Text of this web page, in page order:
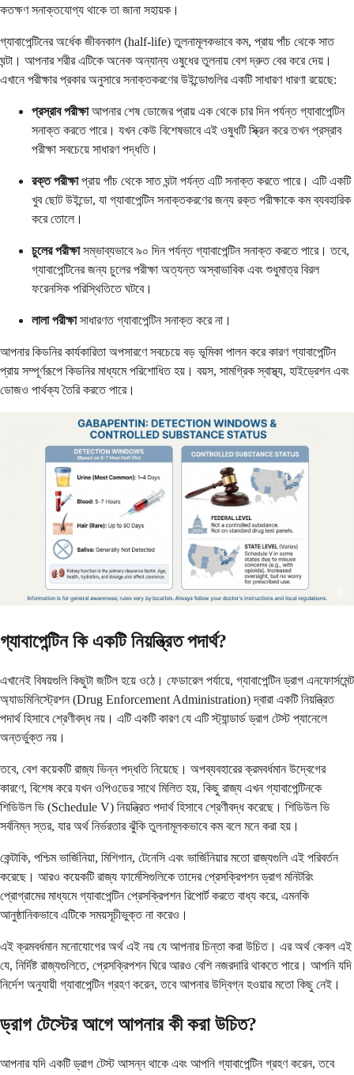
কতক্ষণ সনাক্তযোগ্য থাকে তা জানা সহায়ক।
গ্যাবাপেন্টিনের অর্ধেক জীবনকাল (half-life) তুলনামূলকভাবে কম, প্রায় পাঁচ থেকে সাত
ঘন্টা। আপনার শরীর এটিকে অনেক অন্যান্য ওষুধের তুলনায় বেশ দ্রুত বের করে দেয়।
এখানে পরীক্ষার প্রকার অনুসারে সনাক্তকরণের উইন্ডোগুলির একটি সাধারণ ধারণা রয়েছে:
প্রস্রাব পরীক্ষাআপনার শেষ ডোজের প্রায় এক থেকে চার দিন পর্যন্ত গ্যাবাপেন্টিন
সনাক্ত করতে পারে। যখন কেউ বিশেষভাবে এই ওষুধটি স্ক্রিন করে তখন প্রস্রাব
পরীক্ষা সবচেয়ে সাধারণ পদ্ধতি।
রক্ত পরীক্ষাপ্রায় পাঁচ থেকে সাত ঘন্টা পর্যন্ত এটি সনাক্ত করতে পারে। এটি একটি
খুব ছোট উইন্ডো, যা গ্যাবাপেন্টিন সনাক্তকরণের জন্য রক্ত ​​পরীক্ষাকে কম ব্যবহারিক
করে তোলে।
চুলের পরীক্ষাসম্ভাব্যভাবে ৯০ দিন পর্যন্ত গ্যাবাপেন্টিন সনাক্ত করতে পারে। তবে,
গ্যাবাপেন্টিনের জন্য চুলের পরীক্ষা অত্যন্ত অস্বাভাবিক এবং শুধুমাত্র বিরল
ফরেনসিক পরিস্থিতিতে ঘটবে।
লালা পরীক্ষাসাধারণত গ্যাবাপেন্টিন সনাক্ত করে না।
আপনার কিডনির কার্যকারিতা অপসারণে সবচেয়ে বড় ভূমিকা পালন করে কারণ গ্যাবাপেন্টিন
প্রায় সম্পূর্ণরূপে কিডনির মাধ্যমে পরিশোধিত হয়। বয়স, সামগ্রিক স্বাস্থ্য, হাইড্রেশন এবং
ডোজও পার্থক্য তৈরি করতে পারে।
গ্যাবাপেন্টিন কি একটি নিয়ন্ত্রিত পদার্থ?
এখানেই বিষয়গুলি কিছুটা জটিল হয়ে ওঠে। ফেডারেল পর্যায়ে, গ্যাবাপেন্টিন ড্রাগ এনফোর্সমেন্ট
অ্যাডমিনিস্ট্রেশন (Drug Enforcement Administration) দ্বারা একটি নিয়ন্ত্রিত
পদার্থ হিসাবে শ্রেণীবদ্ধ নয়। এটি একটি কারণ যে এটি স্ট্যান্ডার্ড ড্রাগ টেস্ট প্যানেলে
অন্তর্ভুক্ত নয়।
তবে, বেশ কয়েকটি রাজ্য ভিন্ন পদ্ধতি নিয়েছে। অপব্যবহারের ক্রমবর্ধমান উদ্বেগের
কারণে, বিশেষ করে যখন ওপিওডের সাথে মিলিত হয়, কিছু রাজ্য এখন গ্যাবাপেন্টিনকে
শিডিউল ভি (Schedule V) নিয়ন্ত্রিত পদার্থ হিসাবে শ্রেণীবদ্ধ করেছে। শিডিউল ভি
সর্বনিম্ন স্তর, যার অর্থ নির্ভরতার ঝুঁকি তুলনামূলকভাবে কম বলে মনে করা হয়।
কেন্টাকি, পশ্চিম ভার্জিনিয়া, মিশিগান, টেনেসি এবং ভার্জিনিয়ার মতো রাজ্যগুলি এই পরিবর্তন
করেছে। আরও কয়েকটি রাজ্য ফার্মেসিগুলিকে তাদের প্রেসক্রিপশন ড্রাগ মনিটরিং
প্রোগ্রামের মাধ্যমে গ্যাবাপেন্টিন প্রেসক্রিপশন রিপোর্ট করতে বাধ্য করে, এমনকি
আনুষ্ঠানিকভাবে এটিকে সময়সূচীভুক্ত না করেও।
এই ক্রমবর্ধমান মনোযোগের অর্থ এই নয় যে আপনার চিন্তা করা উচিত। এর অর্থ কেবল এই
যে, নির্দিষ্ট রাজ্যগুলিতে, প্রেসক্রিপশন ঘিরে আরও বেশি নজরদারি থাকতে পারে। আপনি যদি
নির্দেশ অনুযায়ী গ্যাবাপেন্টিন গ্রহণ করেন, তবে আপনার উদ্বিগ্ন হওয়ার মতো কিছু নেই।
ড্রাগ টেস্টের আগে আপনার কী করা উচিত?
আপনার যদি একটি ড্রাগ টেস্ট আসন্ন থাকে এবং আপনি গ্যাবাপেন্টিন গ্রহণ করেন, তবে